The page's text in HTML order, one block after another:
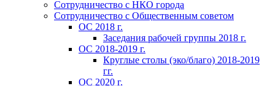
Сотрудничество с НКО города
Сотрудничество с Общественным советом
ОС 2018 г.
Заседания рабочей группы 2018 г.
ОС 2018-2019 г.
Круглые столы (эко/благо) 2018-2019
гг.
ОС 2020 г.